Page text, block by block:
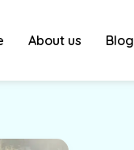
About us Blog